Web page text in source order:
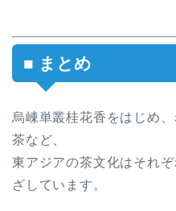
■ まとめ
烏崠単叢桂花香をはじめ
茶など、
東アジアの茶文化はそれぞ
ざしています。